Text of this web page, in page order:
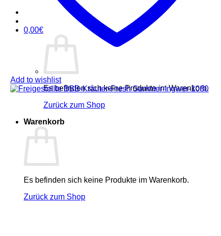
0,00€
Es befinden sich keine Produkte im Warenkorb.
Zurück zum Shop
Warenkorb
Es befinden sich keine Produkte im Warenkorb.
Zurück zum Shop
Add to wishlist